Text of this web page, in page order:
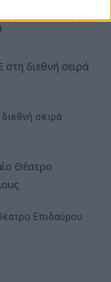
τους μέχρι
σειρά
Επιδαύρου